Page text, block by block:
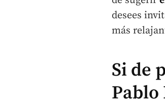
desees
más
Si de
Pablo